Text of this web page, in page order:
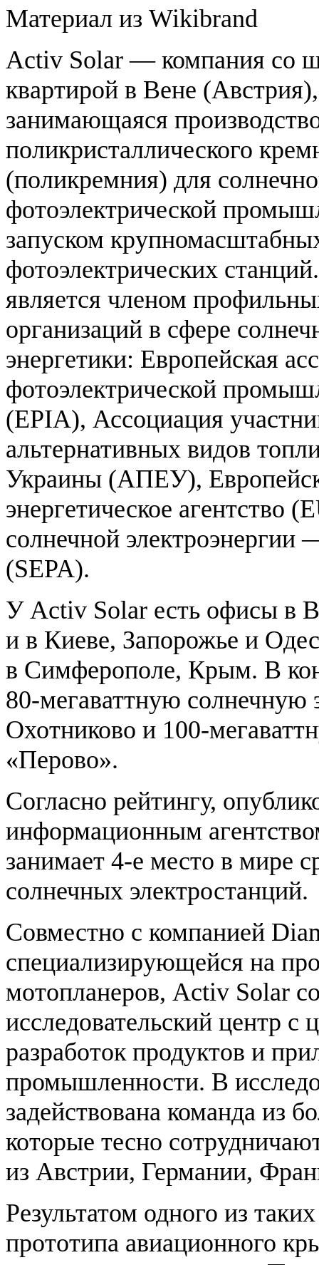
Материал из Wikibrand
Activ Solar — компания со
квартирой в Вене (Австрия),
занимающаяся
поликристаллического
(поликремния) для
фотоэлектрической
запуском
фотоэлектрических
является членом
организаций в сфере
энергетики: Европейская
фотоэлектрической
(EPIA), Ассоциация
альтернативных видов
Украины (АПЕУ),
энергетическое агентство
солнечной
(SEPA).
У Activ Solar есть офисы в
и в Киеве, Запорожье и
в Симферополе, Крым. В
80-мегаваттную солнечную
Охотниково и 100-
«Перово».
Согласно рейтингу,
информационным
занимает 4-е место в мире
солнечных электростанций.
Совместно с компанией
специализирующейся на
мотопланеров, Activ Solar
исследовательский центр
разработок продуктов и
промышленности. В
задействована команда из
которые тесно
из Австрии, Германии,
Результатом одного из
прототипа авиационного